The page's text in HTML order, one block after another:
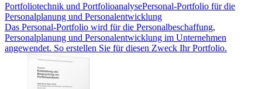
Portfoliotechnik und PortfolioanalysePersonal-Portfolio für die
Personalplanung und Personalentwicklung
Das Personal-Portfolio wird für die Personalbeschaffung,
Personalplanung und Personalentwicklung im Unternehmen
angewendet. So erstellen Sie für diesen Zweck Ihr Portfolio.